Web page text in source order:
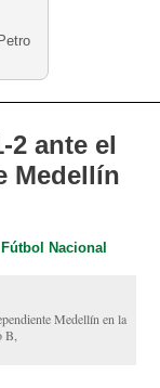
2 ante el
Medellín
Fútbol Nacional
Medellín en la
B,